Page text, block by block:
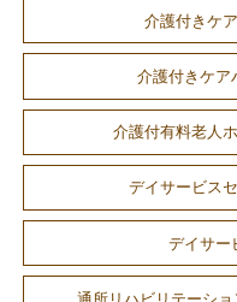
介護付きケ
介護付きケ
介護付有料老人
デイサービス
デイサ